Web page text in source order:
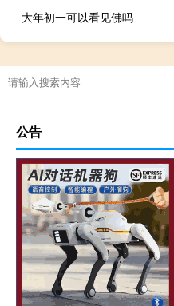
大年初一可以看见佛吗
公告